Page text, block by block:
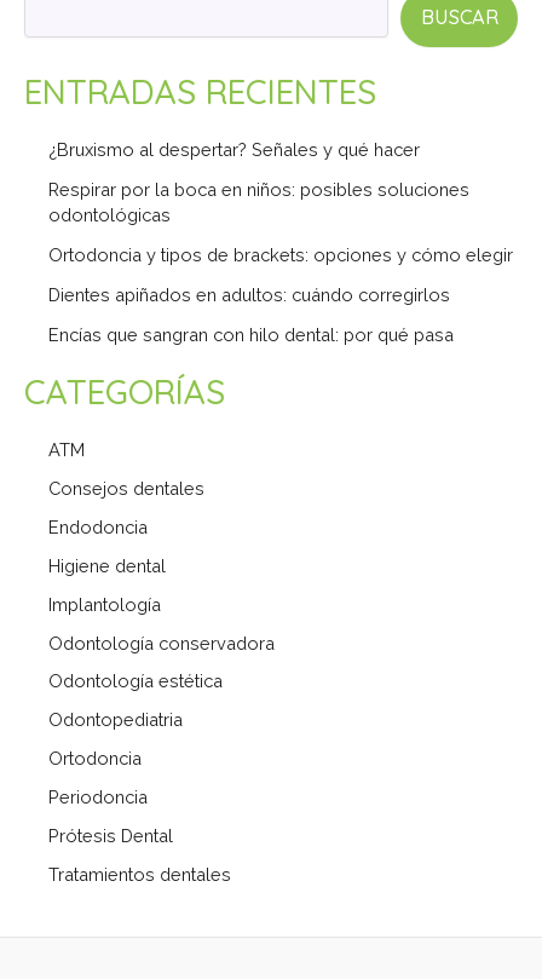
BUSCAR
ENTRADAS RECIENTES
¿Bruxismo al despertar? Señales y qué hacer
Respirar por la boca en niños: posibles soluciones
odontológicas
Ortodoncia y tipos de brackets: opciones y cómo elegir
Dientes apiñados en adultos: cuándo corregirlos
Encías que sangran con hilo dental: por qué pasa
CATEGORÍAS
ATM
Consejos dentales
Endodoncia
Higiene dental
Implantología
Odontología conservadora
Odontología estética
Odontopediatria
Ortodoncia
Periodoncia
Prótesis Dental
Tratamientos dentales